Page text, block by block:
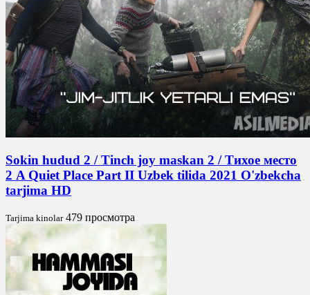
Sokin hudud 2 / Tinch joy maskan 2 / Тихое место
2 A Quiet Place Part II Uzbek tilida 2021 O'zbekcha
tarjima HD
Tarjima kinolar 479 просмотра